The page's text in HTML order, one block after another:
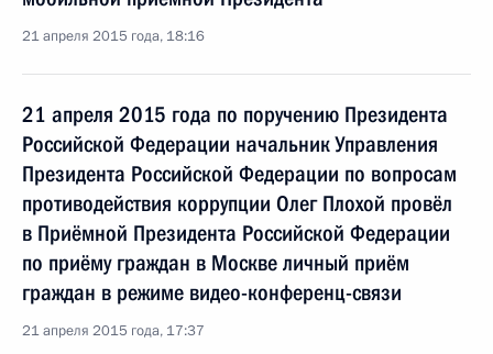
21 апреля 2015 года, 18:16
21 апреля 2015 года по поручению Президента
Российской Федерации начальник Управления
Президента Российской Федерации по вопросам
противодействия коррупции Олег Плохой провёл
в Приёмной Президента Российской Федерации
по приёму граждан в Москве личный приём
граждан в режиме видео-конференц-связи
21 апреля 2015 года, 17:37